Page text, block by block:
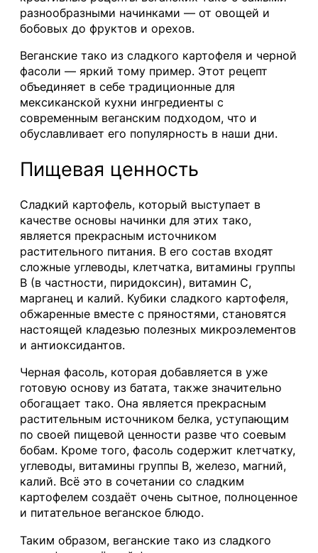
разнообразными начинками — от овощей и
бобовых до фруктов и орехов.
Веганские тако из сладкого картофеля и черной
фасоли — яркий тому пример. Этот рецепт
объединяет в себе традиционные для
мексиканской кухни ингредиенты с
современным веганским подходом, что и
обуславливает его популярность в наши дни.
Пищевая ценность
Сладкий картофель, который выступает в
качестве основы начинки для этих тако,
является прекрасным источником
растительного питания. В его состав входят
сложные углеводы, клетчатка, витамины группы
B (в частности, пиридоксин), витамин C,
марганец и калий. Кубики сладкого картофеля,
обжаренные вместе с пряностями, становятся
настоящей кладезью полезных микроэлементов
и антиоксидантов.
Черная фасоль, которая добавляется в уже
готовую основу из батата, также значительно
обогащает тако. Она является прекрасным
растительным источником белка, уступающим
по своей пищевой ценности разве что соевым
бобам. Кроме того, фасоль содержит клетчатку,
углеводы, витамины группы B, железо, магний,
калий. Всё это в сочетании со сладким
картофелем создаёт очень сытное, полноценное
и питательное веганское блюдо.
Таким образом, веганские тако из сладкого